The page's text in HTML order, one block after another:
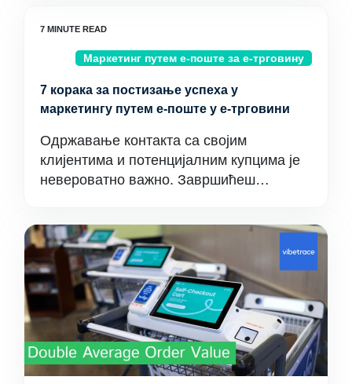
Маркетинг путем е-поште за е-трговину
7 корака за постизање успеха у
маркетингу путем е-поште у е-трговини
Одржавање контакта са својим
клијентима и потенцијалним купцима је
невероватно важно. Завршићеш…